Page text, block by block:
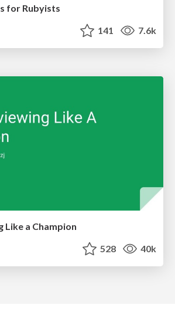
for Rubyists
141 7.6k
Like a Champion
528 40k